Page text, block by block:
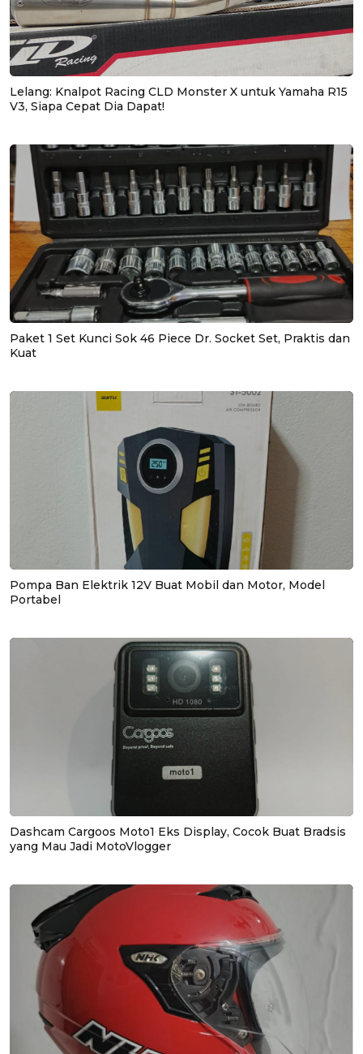
Lelang: Knalpot Racing CLD Monster X untuk Yamaha R15
V3, Siapa Cepat Dia Dapat!
Paket 1 Set Kunci Sok 46 Piece Dr. Socket Set, Praktis dan
Kuat
Pompa Ban Elektrik 12V Buat Mobil dan Motor, Model
Portabel
Dashcam Cargoos Moto1 Eks Display, Cocok Buat Bradsis
yang Mau Jadi MotoVlogger